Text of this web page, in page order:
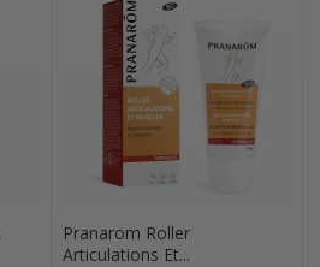
Pranarom Roller
Articulations Et...